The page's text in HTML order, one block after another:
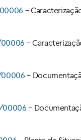
–
00006 –
00006 –
00006 –